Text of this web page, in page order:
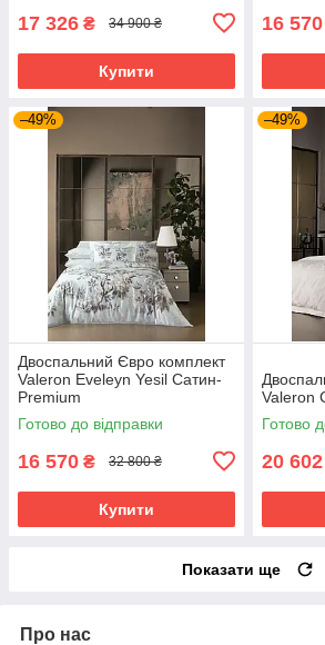
17 326 ₴ 34 900 ₴
Купити
16 570
–49%
Двоспальний Євро комплект
Valeron Eveleyn Yesil Сатин-
Premium
Готово до відправки
16 570 ₴ 32 800 ₴
Купити
–49%
Valeron
Готово
20 602
Показати ще
Про нас